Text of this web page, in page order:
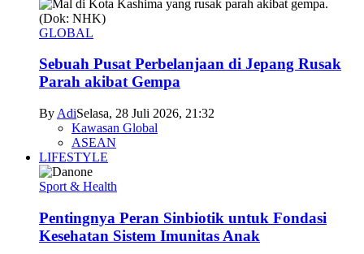
GLOBAL
Sebuah Pusat Perbelanjaan di Jepang Rusak
Parah akibat Gempa
By AdiSelasa, 28 Juli 2026, 21:32
Kawasan Global
ASEAN
LIFESTYLE
Sport & Health
Pentingnya Peran Sinbiotik untuk Fondasi
Kesehatan Sistem Imunitas Anak